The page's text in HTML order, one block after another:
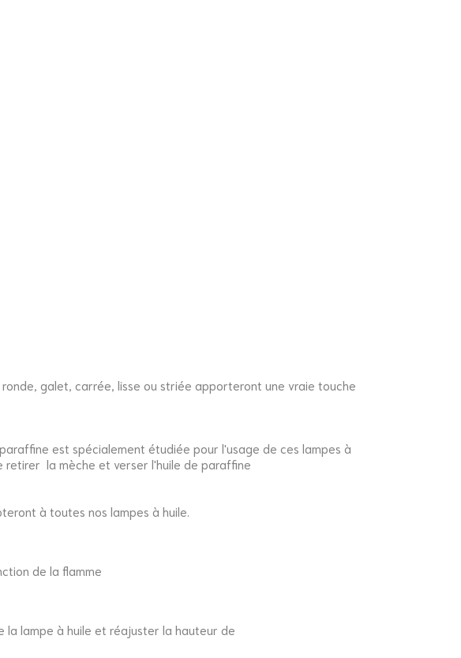
galet, carrée, lisse ou striée apporteront une vraie touche
est spécialement étudiée pour l'usage de ces lampes à
retirer la mèche et verser l'huile de paraffine
à toutes nos lampes à huile.
de la flamme
la lampe à huile et réajuster la hauteur de